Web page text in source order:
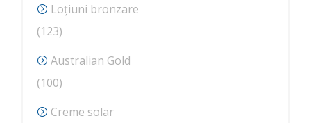
Loțiuni bronzare
123123
produse
Australian Gold
100100
produse
Creme solar